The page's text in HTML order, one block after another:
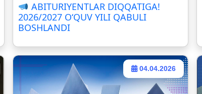
ABITURIYENTLAR DIQQATIGA!
2026/2027 O‘QUV YILI QABULI
BOSHLANDI
04.04.2026